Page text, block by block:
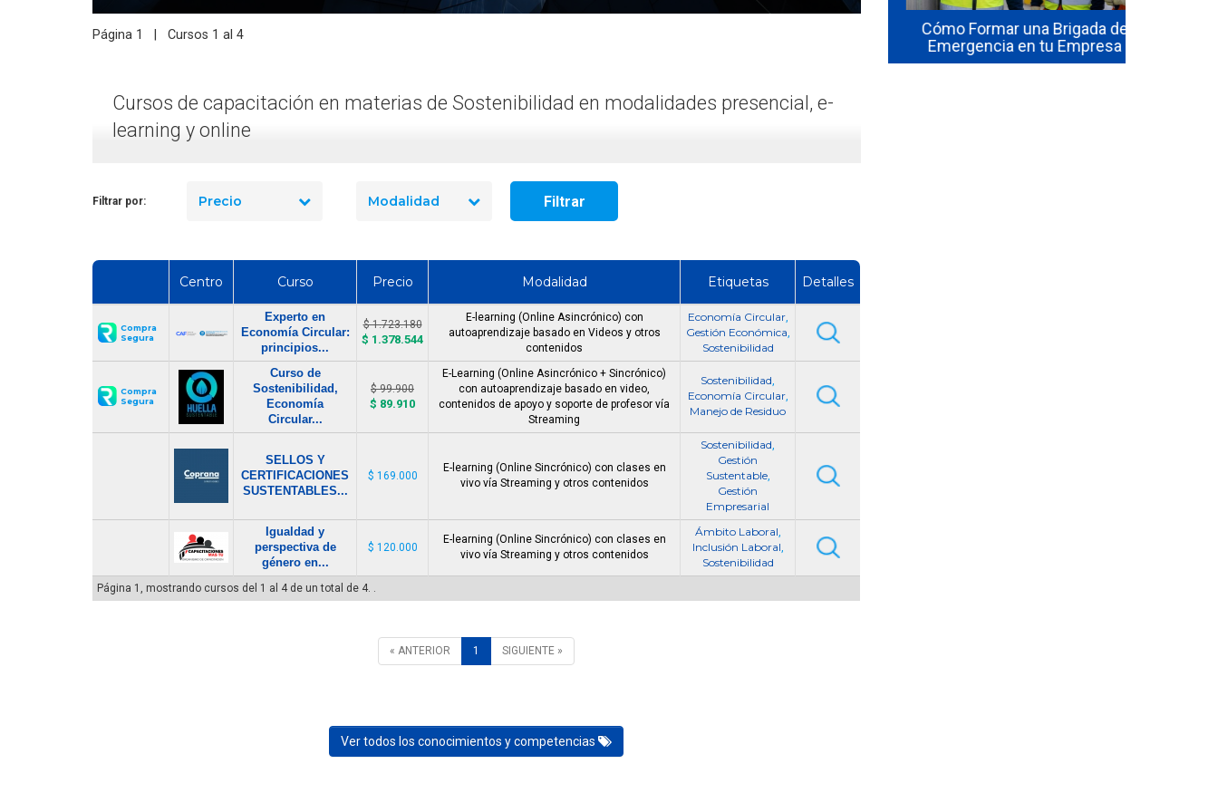
Página 1 | Cursos 1 al 4
Cursos de capacitación en materias de Sostenibilidad en modalidades presencial, e-
learning y online
Filtrar por: Precio Modalidad Filtrar
Centro Curso Precio Modalidad Etiquetas Detalles
Compra
Segura
Experto en
Economía Circular:
principios...
$ 1.723.180
$ 1.378.544
E-learning (Online Asincrónico) con
autoaprendizaje basado en Videos y otros
contenidos
Economía Circular,
Gestión Económica
Sostenibilidad
Compra
Segura
Curso de
Sostenibilidad,
Economía
Circular...
$ 99.900
$ 89.910
E-Learning (Online Asincrónico + Sincrónico)
con autoaprendizaje basado en video,
contenidos de apoyo y soporte de profesor vía
Streaming
Sostenibilidad
Economía Circular,
Manejo de Residuo
SELLOS Y
CERTIFICACIONES
SUSTENTABLES...
$ 169.000
E-learning (Online Sincrónico) con clases en
vivo vía Streaming y otros contenidos
Sostenibilidad
Gestión
Sustentable,
Gestión
Empresarial
Igualdad y
perspectiva de
género en...
$ 120.000
E-learning (Online Sincrónico) con clases en
vivo vía Streaming y otros contenidos
Ámbito Laboral
Inclusión Laboral
Sostenibilidad
Página 1, mostrando cursos del 1 al 4 de un total de 4. .
« ANTERIOR 1 SIGUIENTE »
Ver todos los conocimientos y competencias
industrial en Chile
El precio real de los
manejo de extintores en Chile
en 2026? Precios reales y qué
incluye cada opción
¿Cuánto dura un curso de uso
Cómo Ser Brigadista de
Cómo Formar una Brigada de
Emergencia en tu Empresa